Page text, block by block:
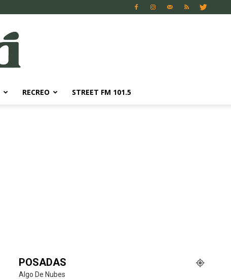
RECREO STREET FM 101.5
POSADAS
Algo De Nubes